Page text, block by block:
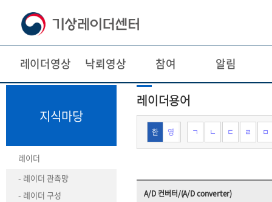
본
주
레이더영상 낙뢰영상 참여 알림
지식마당
레이더
- 레이더 관측망
- 레이더 구성
레이더용어
한 영 ㄱ ㄴ ㄷ ㄹ ㅁ
A/D 컨버터/(A/D converter)